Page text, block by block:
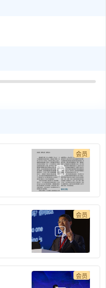
会员
会员
会员